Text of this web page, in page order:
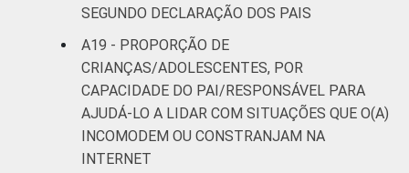
SEGUNDO DECLARAÇÃO DOS PAIS
A19 - PROPORÇÃO DE
CRIANÇAS/ADOLESCENTES, POR
CAPACIDADE DO PAI/RESPONSÁVEL PARA
AJUDÁ-LO A LIDAR COM SITUAÇÕES QUE O(A)
INCOMODEM OU CONSTRANJAM NA
INTERNET